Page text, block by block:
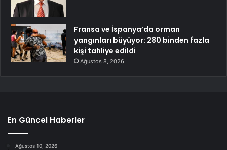
Fransa ve İspanya’da orman
yangınları büyüyor: 280 binden fazla
kişi tahliye edildi
Ağustos 8, 2026
En Güncel Haberler
Ağustos 10, 2026